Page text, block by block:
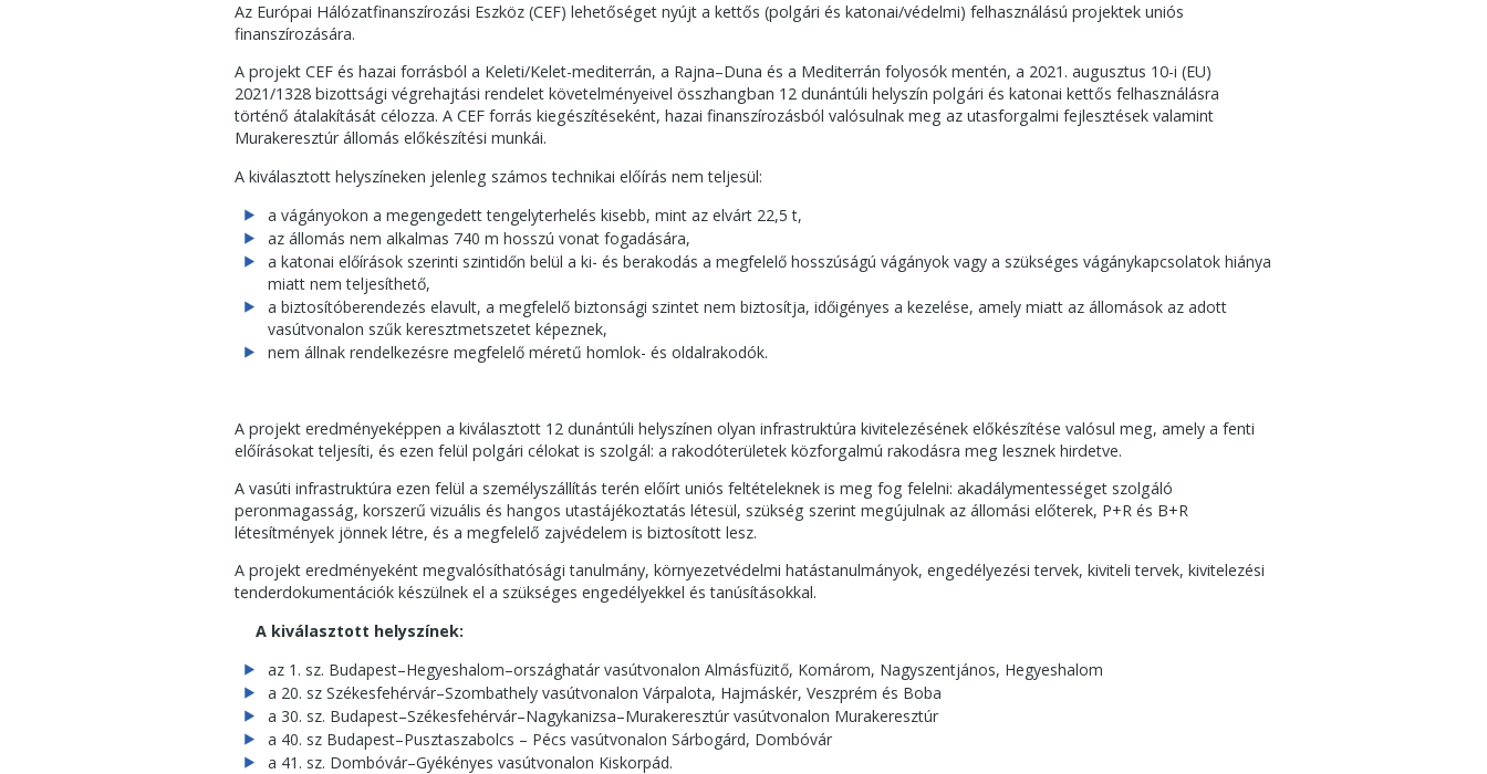
Az Európai Hálózatfinanszírozási Eszköz (CEF) lehetőséget nyújt a kettős (polgári és katonai/védelmi) felhasználású projektek uniós
finanszírozására.
A projekt CEF és hazai forrásból a Keleti/Kelet-mediterrán, a Rajna–Duna és a Mediterrán folyosók mentén, a 2021. augusztus 10-i (EU)
2021/1328 bizottsági végrehajtási rendelet követelményeivel összhangban 12 dunántúli helyszín polgári és katonai kettős felhasználásra
történő átalakítását célozza. A CEF forrás kiegészítéseként, hazai finanszírozásból valósulnak meg az utasforgalmi fejlesztések valamint
Murakeresztúr állomás előkészítési munkái.
A kiválasztott helyszíneken jelenleg számos technikai előírás nem teljesül:
a vágányokon a megengedett tengelyterhelés kisebb, mint az elvárt 22,5 t,
az állomás nem alkalmas 740 m hosszú vonat fogadására,
a katonai előírások szerinti szintidőn belül a ki- és berakodás a megfelelő hosszúságú vágányok vagy a szükséges vágánykapcsolatok hiánya
miatt nem teljesíthető,
a biztosítóberendezés elavult, a megfelelő biztonsági szintet nem biztosítja, időigényes a kezelése, amely miatt az állomások az adott
vasútvonalon szűk keresztmetszetet képeznek,
nem állnak rendelkezésre megfelelő méretű homlok- és oldalrakodók.
A projekt eredményeképpen a kiválasztott 12 dunántúli helyszínen olyan infrastruktúra kivitelezésének előkészítése valósul meg, amely a fenti
előírásokat teljesíti, és ezen felül polgári célokat is szolgál: a rakodóterületek közforgalmú rakodásra meg lesznek hirdetve.
A vasúti infrastruktúra ezen felül a személyszállítás terén előírt uniós feltételeknek is meg fog felelni: akadálymentességet szolgáló
peronmagasság, korszerű vizuális és hangos utastájékoztatás létesül, szükség szerint megújulnak az állomási előterek, P+R és B+R
létesítmények jönnek létre, és a megfelelő zajvédelem is biztosított lesz.
A projekt eredményeként megvalósíthatósági tanulmány, környezetvédelmi hatástanulmányok, engedélyezési tervek, kiviteli tervek, kivitelezési
tenderdokumentációk készülnek el a szükséges engedélyekkel és tanúsításokkal.
A kiválasztott helyszínek:
­az 1. sz. Budapest–Hegyeshalom–országhatár vasútvonalon Almásfüzitő, Komárom, Nagyszentjános, Hegyeshalom
a 20. sz Székesfehérvár–Szombathely vasútvonalon Várpalota, Hajmáskér, Veszprém és Boba
a 30. sz. Budapest–Székesfehérvár–Nagykanizsa–Murakeresztúr vasútvonalon Murakeresztúr
a 40. sz Budapest–Pusztaszabolcs – Pécs vasútvonalon Sárbogárd, Dombóvár
a 41. sz. Dombóvár–Gyékényes vasútvonalon Kiskorpád.